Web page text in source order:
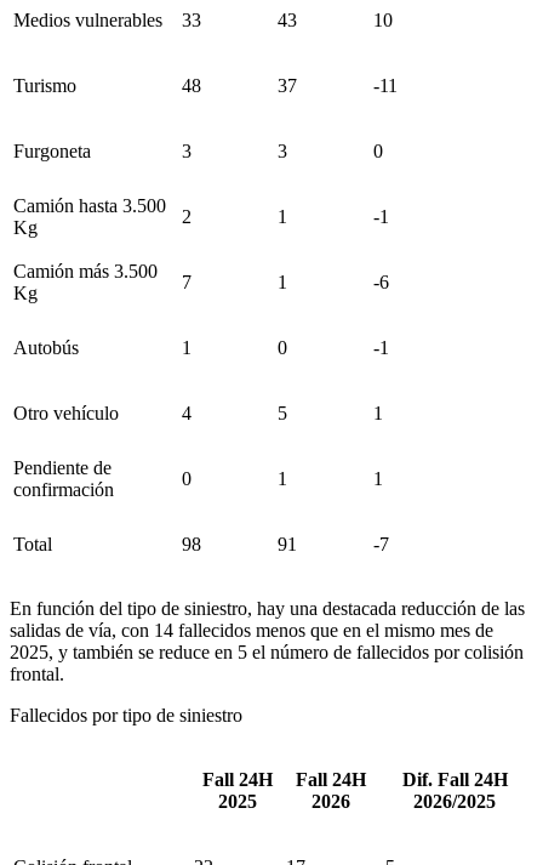
Medios vulnerables 33 43 10
Turismo 48 37 -11
Furgoneta 3 3 0
Camión hasta 3.500
Kg
2 1 -1
Camión más 3.500
Kg
7 1 -6
Autobús 1 0 -1
Otro vehículo 4 5 1
Pendiente de
confirmación
0 1 1
Total 98 91 -7
En función del tipo de siniestro, hay una destacada reducción de las
salidas de vía, con 14 fallecidos menos que en el mismo mes de
2025, y también se reduce en 5 el número de fallecidos por colisión
frontal.
Fallecidos por tipo de siniestro
Fall 24H
2025
Fall 24H
2026
Dif. Fall 24H
2026/2025